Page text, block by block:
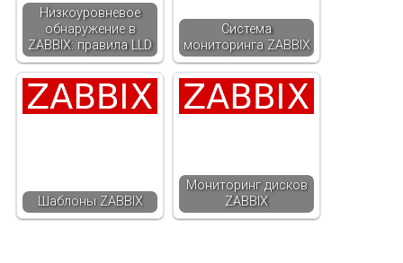
Низкоуровневое
обнаружение в
ZABBIX: правила LLD
Система
мониторинга ZABBIX
Шаблоны ZABBIX
Мониторинг дисков
ZABBIX